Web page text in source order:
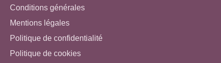
Conditions générales
Mentions légales
Politique de confidentialité
Politique de cookies